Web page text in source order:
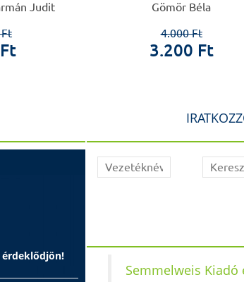
Judit Gömör Béla
4.000 Ft
3.200 Ft
Semmelweis Kiadó